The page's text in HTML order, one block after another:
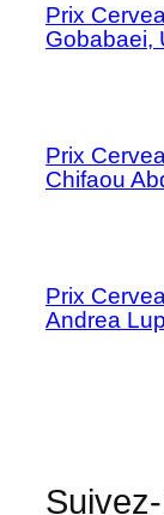
Prix
Gobabaei,
Prix
Chifaou
Prix
Andrea